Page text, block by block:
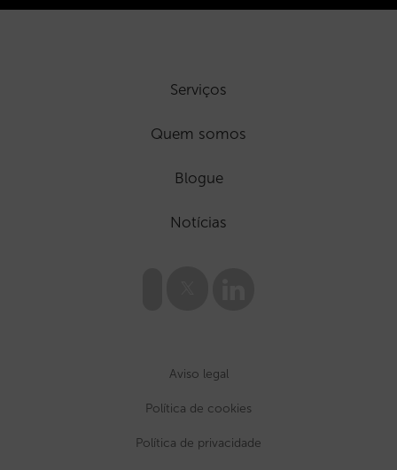
Serviços
Quem somos
Blogue
Notícias
Aviso legal
Política de cookies
Política de privacidade